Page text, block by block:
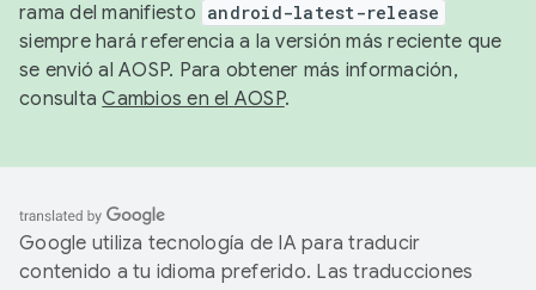
rama del manifiesto android-latest-release
siempre hará referencia a la versión más reciente que
se envió al AOSP. Para obtener más información,
consultaCambios en el AOSP.
Google utiliza tecnología de IA para traducir
contenido a tu idioma preferido. Las traducciones